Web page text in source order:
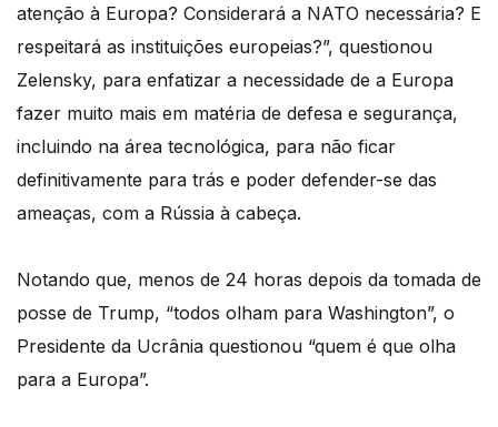
atenção à Europa? Considerará a NATO necessária? E
respeitará as instituições europeias?”, questionou
Zelensky, para enfatizar a necessidade de a Europa
fazer muito mais em matéria de defesa e segurança,
incluindo na área tecnológica, para não ficar
definitivamente para trás e poder defender-se das
ameaças, com a Rússia à cabeça.
Notando que, menos de 24 horas depois da tomada de
posse de Trump, “todos olham para Washington”, o
Presidente da Ucrânia questionou “quem é que olha
para a Europa”.